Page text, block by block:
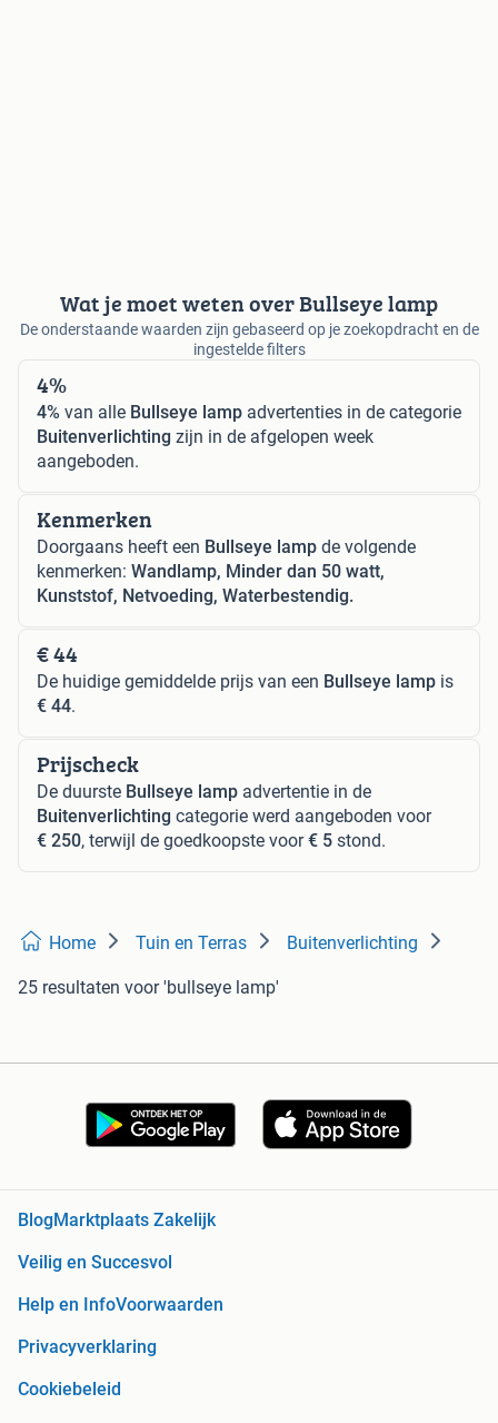
Wat je moet weten over Bullseye lamp
De onderstaande waarden zijn gebaseerd op je zoekopdracht en de
ingestelde filters
4%
4% van alle Bullseye lamp advertenties in de categorie
Buitenverlichting zijn in de afgelopen week
aangeboden.
Kenmerken
Doorgaans heeft een Bullseye lamp de volgende
kenmerken: Wandlamp, Minder dan 50 watt,
Kunststof, Netvoeding, Waterbestendig.
€ 44
De huidige gemiddelde prijs van een Bullseye lamp is
€ 44.
Prijscheck
De duurste Bullseye lamp advertentie in de
Buitenverlichting categorie werd aangeboden voor
€ 250, terwijl de goedkoopste voor€ 5 stond.
Home Tuin en Terras Buitenverlichting
25 resultaten voor 'bullseye lamp'
BlogMarktplaats Zakelijk
Veilig en Succesvol
Help en InfoVoorwaarden
Privacyverklaring
Cookiebeleid